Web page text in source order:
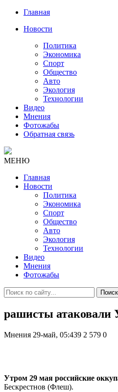
Главная
Новости
Политика
Экономика
Спорт
Общество
Авто
Экология
Технологии
Видео
Мнения
Фотожабы
Обратная связь
МЕНЮ
Главная
Новости
Политика
Экономика
Спорт
Общество
Авто
Экология
Технологии
Видео
Мнения
Фотожабы
Поиск
рашисты атаковали
Мнения 29-май, 05:439 2 579 0
Утром 29 мая российские
Бескрестнов (Флеш).